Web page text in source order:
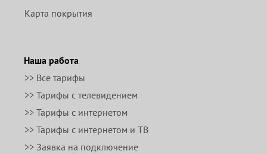
Карта покрытия
Наша работа
>> Все тарифы
>> Тарифы с телевидением
>> Тарифы с интернетом
>> Тарифы с интернетом и ТВ
>> Заявка на подключение